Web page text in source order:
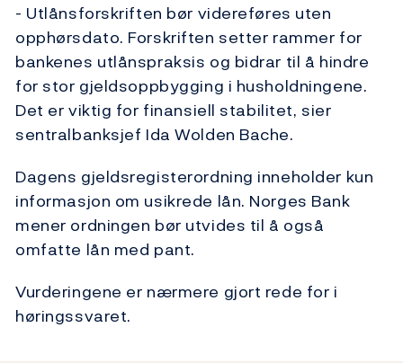
- Utlånsforskriften bør videreføres uten
opphørsdato. Forskriften setter rammer for
bankenes utlånspraksis og bidrar til å hindre
for stor gjeldsoppbygging i husholdningene.
Det er viktig for finansiell stabilitet, sier
sentralbanksjef Ida Wolden Bache.
Dagens gjeldsregisterordning inneholder kun
informasjon om usikrede lån. Norges Bank
mener ordningen bør utvides til å også
omfatte lån med pant.
Vurderingene er nærmere gjort rede for i
høringssvaret.